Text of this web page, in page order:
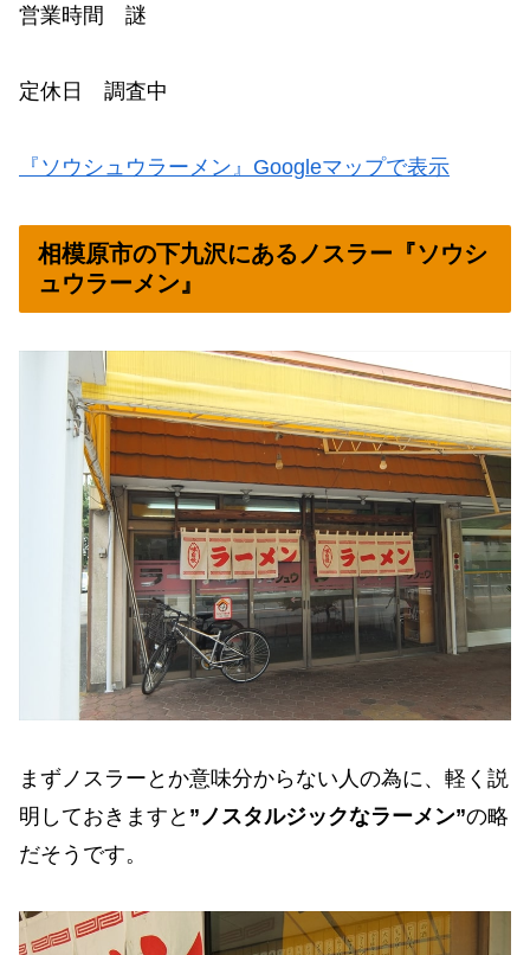
営業時間 謎
定休日 調査中
『ソウシュウラーメン』Googleマップで表示
相模原市の下九沢にあるノスラー『ソウシ
ュウラーメン』
まずノスラーとか意味分からない人の為に、軽く説
明しておきますと ”ノスタルジックなラーメン”の略
だそうです。